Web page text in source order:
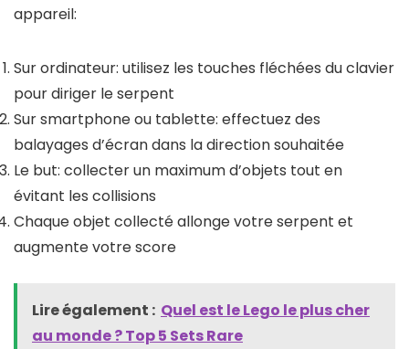
appareil:
Sur ordinateur: utilisez les touches fléchées du clavier
pour diriger le serpent
Sur smartphone ou tablette: effectuez des
balayages d’écran dans la direction souhaitée
Le but: collecter un maximum d’objets tout en
évitant les collisions
Chaque objet collecté allonge votre serpent et
augmente votre score
Lire également : Quel est le Lego le plus cher
au monde​ ? Top 5 Sets Rare